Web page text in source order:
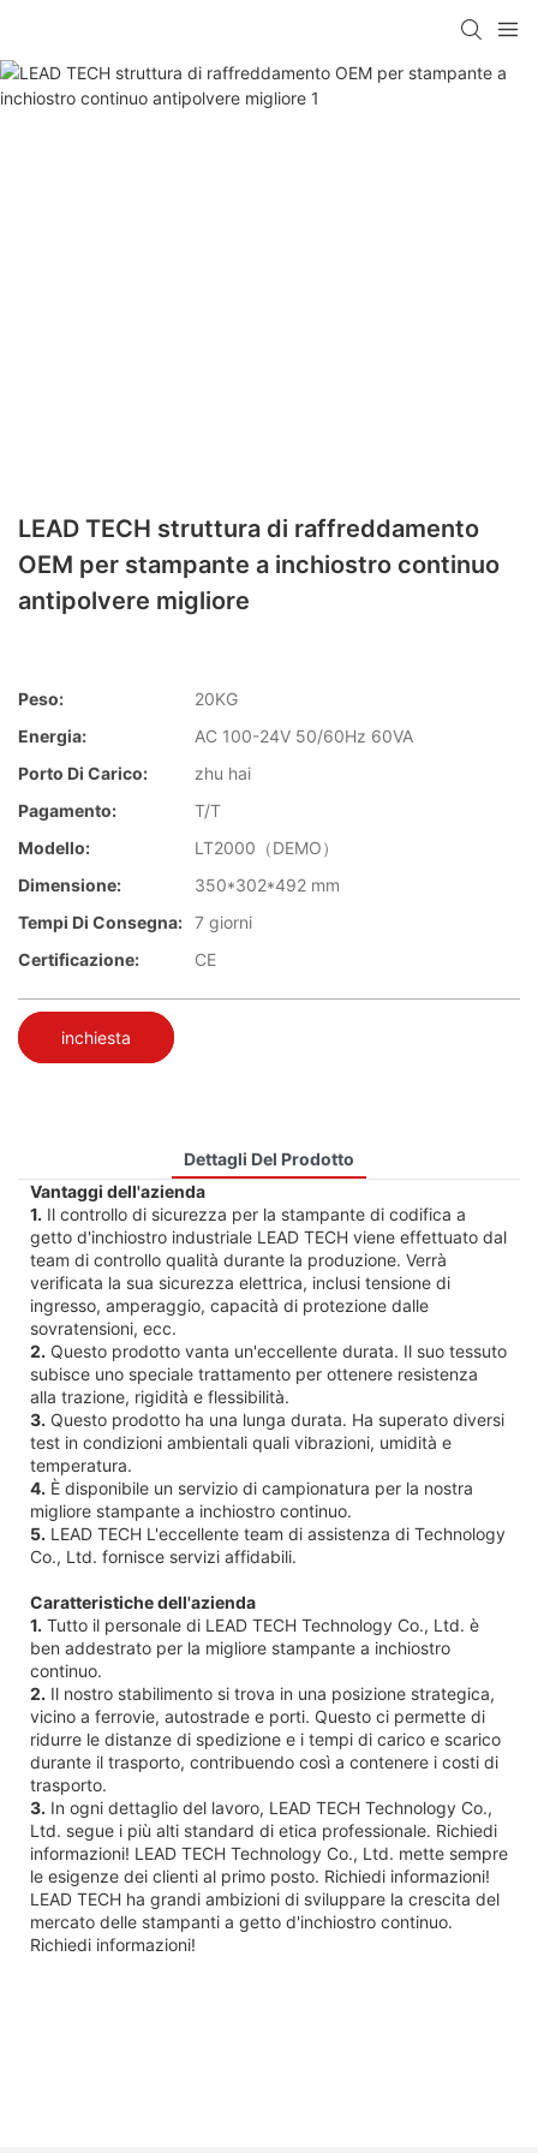
LEAD TECH struttura di raffreddamento
OEM per stampante a inchiostro continuo
antipolvere migliore
Peso:
20KG
Energia:
AC 100-24V 50/60Hz 60VA
Porto Di Carico:
zhu hai
Pagamento:
T/T
Modello:
LT2000（DEMO）
Dimensione:
350*302*492 mm
Tempi Di Consegna: 7 giorni
Certificazione:
CE
inchiesta
Dettagli Del Prodotto
Vantaggi dell'azienda
1. Il controllo di sicurezza per la stampante di codifica a
getto d'inchiostro industriale LEAD TECH viene effettuato dal
team di controllo qualità durante la produzione. Verrà
verificata la sua sicurezza elettrica, inclusi tensione di
ingresso, amperaggio, capacità di protezione dalle
sovratensioni, ecc.
2. Questo prodotto vanta un'eccellente durata. Il suo tessuto
subisce uno speciale trattamento per ottenere resistenza
alla trazione, rigidità e flessibilità.
3. Questo prodotto ha una lunga durata. Ha superato diversi
test in condizioni ambientali quali vibrazioni, umidità e
temperatura.
4. È disponibile un servizio di campionatura per la nostra
migliore stampante a inchiostro continuo.
5. LEAD TECH L'eccellente team di assistenza di Technology
Co., Ltd. fornisce servizi affidabili.
Caratteristiche dell'azienda
1. Tutto il personale di LEAD TECH Technology Co., Ltd. è
ben addestrato per la migliore stampante a inchiostro
continuo.
2. Il nostro stabilimento si trova in una posizione strategica,
vicino a ferrovie, autostrade e porti. Questo ci permette di
ridurre le distanze di spedizione e i tempi di carico e scarico
durante il trasporto, contribuendo così a contenere i costi di
trasporto.
3. In ogni dettaglio del lavoro, LEAD TECH Technology Co.,
Ltd. segue i più alti standard di etica professionale. Richiedi
informazioni! LEAD TECH Technology Co., Ltd. mette sempre
le esigenze dei clienti al primo posto. Richiedi informazioni!
LEAD TECH ha grandi ambizioni di sviluppare la crescita del
mercato delle stampanti a getto d'inchiostro continuo.
Richiedi informazioni!